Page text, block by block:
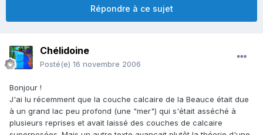
Répondre à ce sujet
Chélidoine
Posté(e) 16 novembre 2006
Bonjour !
J'ai lu récemment que la couche calcaire de la Beauce était due
à un grand lac peu profond (une "mer") qui s'était asséché à
plusieurs reprises et avait laissé des couches de calcaire